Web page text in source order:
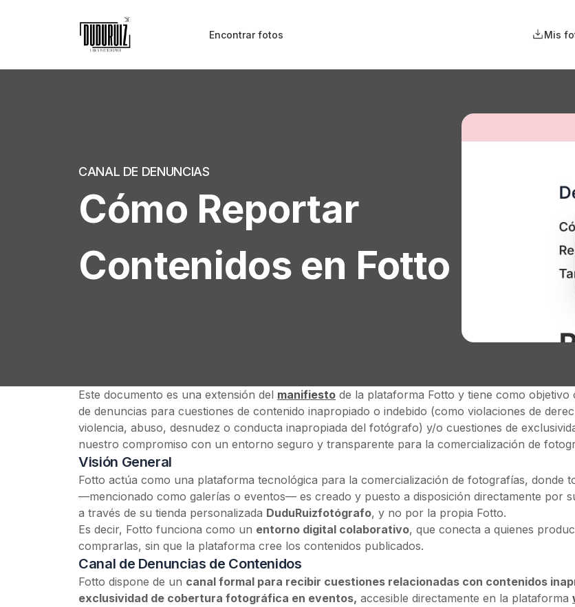
Encontrar fotos Mis
CANAL DE DENUNCIAS
Cómo Reportar
Contenidos en Fotto
Este documento es una extensión del manifiesto de la plataforma Fotto y tiene como
de denuncias para cuestiones de contenido inapropiado o indebido (como violaciones de
violencia, abuso, desnudez o conducta inapropiada del fotógrafo) y/o cuestiones de
nuestro compromiso con un entorno seguro y transparente para la comercialización de
Visión General
Fotto actúa como una plataforma tecnológica para la comercialización de fotografías, donde
—mencionado como galerías o eventos— es creado y puesto a disposición directamente por
a través de su tienda personalizada DuduRuizfotógrafo, y no por la propia Fotto.
Es decir, Fotto funciona como un entorno digital colaborativo, que conecta a quienes
comprarlas, sin que la plataforma cree los contenidos publicados.
Canal de Denuncias de Contenidos
Fotto dispone de un canal formal para recibir cuestiones relacionadas con contenidos
exclusividad de cobertura fotográfica en eventos, accesible directamente en la plataforma